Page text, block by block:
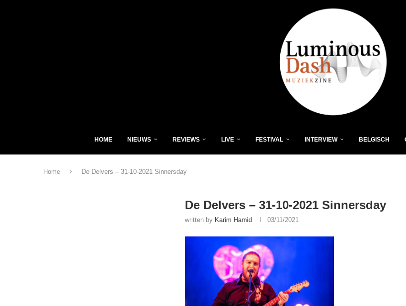
HOME NIEUWS REVIEWS LIVE FESTIVAL INTERVIEW BELGISCH
Home De Delvers – 31-10-2021 Sinnersday
De Delvers – 31-10-2021 Sinnersday
written by Karim Hamid 03/11/2021